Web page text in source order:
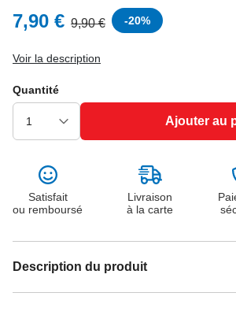
7,90 € 9,90 € -20%
Voir la description
Quantité
Ajouter au
Satisfait
ou remboursé
Livraison
à la carte
Description du produit